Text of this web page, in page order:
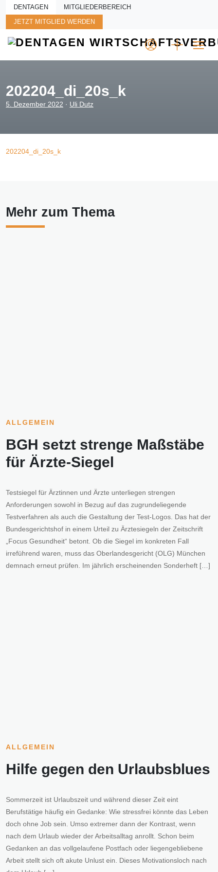
Skip to main content
DENTAGEN MITGLIEDERBEREICH
JETZT MITGLIED WERDEN
202204_di_20s_k
5. Dezember 2022 · Uli Dutz
202204_di_20s_k
Mehr zum Thema
ALLGEMEIN
BGH setzt strenge Maßstäbe
für Ärzte-Siegel
Testsiegel für Ärztinnen und Ärzte unterliegen strengen
Anforderungen sowohl in Bezug auf das zugrundeliegende
Testverfahren als auch die Gestaltung der Test-Logos. Das hat der
Bundesgerichtshof in einem Urteil zu Ärztesiegeln der Zeitschrift
„Focus Gesundheit“ betont. Ob die Siegel im konkreten Fall
irreführend waren, muss das Oberlandesgericht (OLG) München
demnach erneut prüfen. Im jährlich erscheinenden Sonderheft […]
ALLGEMEIN
Hilfe gegen den Urlaubsblues
Sommerzeit ist Urlaubszeit und während dieser Zeit eint
Berufstätige häufig ein Gedanke: Wie stressfrei könnte das Leben
doch ohne Job sein. Umso extremer dann der Kontrast, wenn
nach dem Urlaub wieder der Arbeitsalltag anrollt. Schon beim
Gedanken an das vollgelaufene Postfach oder liegengebliebene
Arbeit stellt sich oft akute Unlust ein. Dieses Motivationsloch nach